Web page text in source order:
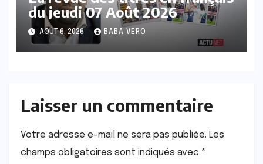
du jeudi 07 Août 2026
AOÛT 6, 2026 BABA VERO
Laisser un commentaire
Votre adresse e-mail ne sera pas publiée. Les
champs obligatoires sont indiqués avec *